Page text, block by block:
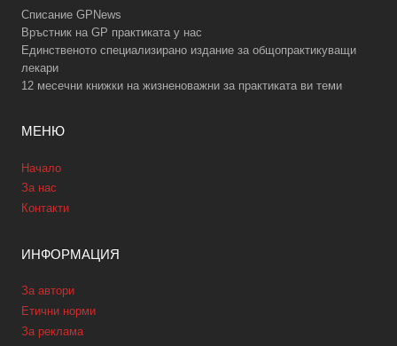
Списание GPNews
Връстник на GP практиката у нас
Единственото специализирано издание за общопрактикуващи
лекари
12 месечни книжки на жизненоважни за практиката ви теми
МЕНЮ
Начало
За нас
Контакти
ИНФОРМАЦИЯ
За автори
Етични норми
За реклама